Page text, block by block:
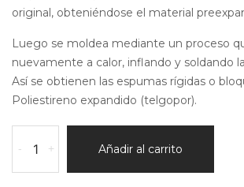
original, obteniéndose el material
Luego se moldea mediante un proceso
nuevamente a calor, inflando y soldando
Así se obtienen las espumas rígidas o
Poliestireno expandido (telgopor).
-
Por
10KG/
+ Añadir al carrito